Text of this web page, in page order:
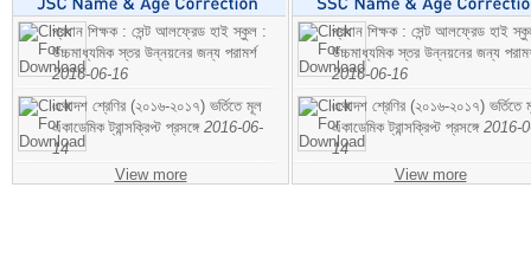
প্রধান শিক্ষক : সেন্ট আলফ্রেড হাই স্কুল :
উচ্চমাধ্যমিক স্তর উন্নয়নের জন্য পরামর্শ
2016-06-16
একাদশ শ্রেণির (২০১৬-২০১৭) ভর্তিতে মূল
একাডেমিক ট্রান্সক্রিপ্ট প্রসঙ্গে 2016-06-
14
View more
প্রধান শিক্ষক : সেন্ট আলফ্রেড হাই
উচ্চমাধ্যমিক স্তর উন্নয়নের জন্য
2016-06-16
একাদশ শ্রেণির (২০১৬-২০১৭) ভর্তিতে
একাডেমিক ট্রান্সক্রিপ্ট প্রসঙ্গে 2016-
14
View more